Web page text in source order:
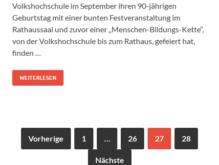
Volkshochschule im September ihren 90-jährigen
Geburtstag mit einer bunten Festveranstaltung im
Rathaussaal und zuvor einer „Menschen-Bildungs-Kette“,
von der Volkshochschule bis zum Rathaus, gefeiert hat,
finden …
WEITERLESEN
Vorherige 1 … 26 27 28
Nächste